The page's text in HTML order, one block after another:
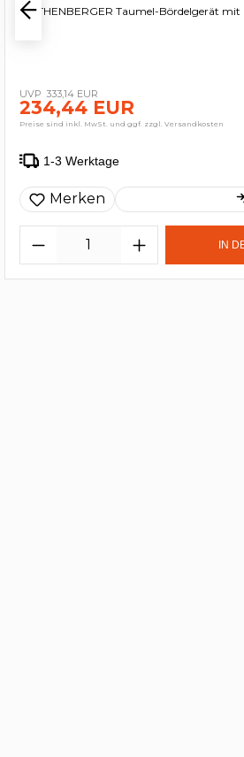
ROTHENBERGER Taumel-Bördelgerät
333,14 EUR
234,44 EUR
Preise sind inkl. MwSt. und ggf. zzgl. Versandkosten
1-3 Werktage
Merken
IN